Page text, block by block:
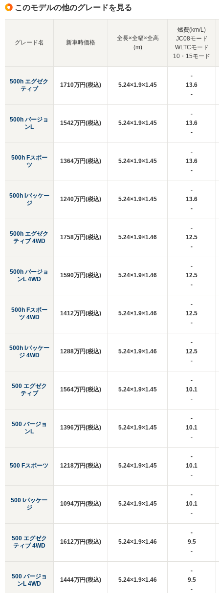
このモデルの他のグレードを見る
グレード名
500h エグゼク
ティブ
500h バージョ
ンL
500h Fスポー
ツ
500h Iパッケー
ジ
500h エグゼク
ティブ 4WD
500h バージョ
ンL 4WD
500h Fスポー
ツ 4WD
500h Iパッケー
ジ 4WD
500 エグゼク
ティブ
500 バージョ
ンL
500 Fスポーツ
500 Iパッケー
ジ
500 エグゼク
ティブ 4WD
500 バージョ
ンL 4WD
新車時価格
全長×全幅×全高
(m)
燃費(km/L)
JC08モード
WLTCモード
10・15モード
1710万円(税込) 5.24×1.9×1.45
-
13.6
-
1542万円(税込) 5.24×1.9×1.45
-
13.6
-
1364万円(税込) 5.24×1.9×1.45
-
13.6
-
1240万円(税込) 5.24×1.9×1.45
-
13.6
-
1758万円(税込) 5.24×1.9×1.46
-
12.5
-
1590万円(税込) 5.24×1.9×1.46
-
12.5
-
1412万円(税込) 5.24×1.9×1.46
-
12.5
-
1288万円(税込) 5.24×1.9×1.46
-
12.5
-
1564万円(税込) 5.24×1.9×1.45
-
10.1
-
1396万円(税込) 5.24×1.9×1.45
-
10.1
-
1218万円(税込) 5.24×1.9×1.45
-
10.1
-
1094万円(税込) 5.24×1.9×1.45
-
10.1
-
1612万円(税込) 5.24×1.9×1.46
-
9.5
-
1444万円(税込) 5.24×1.9×1.46
-
9.5
-